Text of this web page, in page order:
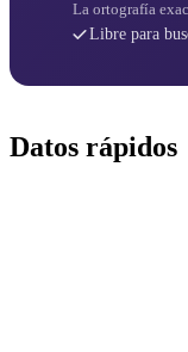
La ortografía
Libre para
Datos rápidos